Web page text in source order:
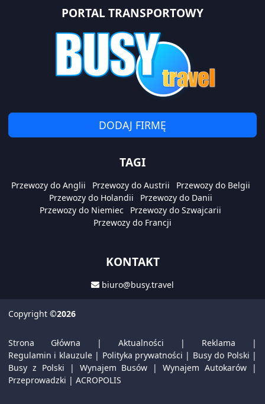
PORTAL TRANSPORTOWY
DODAJ FIRMĘ
TAGI
Przewozy do Anglii Przewozy do Austrii
Przewozy do Belgii
Przewozy do Holandii
Przewozy do Danii
Przewozy do Niemiec
Przewozy do Szwajcarii
Przewozy do Francji
KONTAKT
biuro@busy.travel
Copyright ©2026
Strona Główna | Aktualności | Reklama |
Regulamin i klauzule| Polityka prywatności | Busy do Polski |
Busy z Polski | Wynajem Busów |Wynajem Autokarów |
Przeprowadzki | ACROPOLIS